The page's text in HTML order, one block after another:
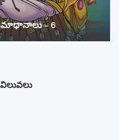
సమాధానాలు – 6